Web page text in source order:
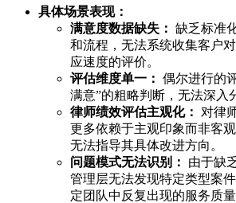
具体场景表现：
满意度数据缺失： 缺乏标准
和流程，无法系统收集客户
应速度的评价。
评估维度单一： 偶尔进行的
满意”的粗略判断，无法深入
律师绩效评估主观化：
对律
更多依赖于主观印象而非客
无法指导其具体改进方向。
问题模式无法识别：
由于缺
管理层无法发现特定类型案
定团队中反复出现的服务质量